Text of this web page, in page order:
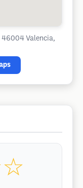
46004 Valencia,